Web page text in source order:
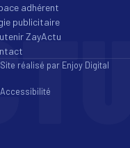
adhérent
publicitaire
ZayActu
réalisé par Enjoy Digital
Accessibilité